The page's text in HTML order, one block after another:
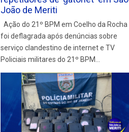
João de Meriti
Ação do 21º BPM em Coelho da Rocha
foi deflagrada após denúncias sobre
serviço clandestino de internet e TV
Policiais militares do 21º BPM...